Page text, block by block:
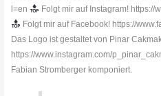
l=en
Folgt mir auf Instagram! https://
Folgt mir auf Facebook! https://
Das Logo ist gestaltet von Pinar
https://www.instagram.com/
Fabian Stromberger komponiert.